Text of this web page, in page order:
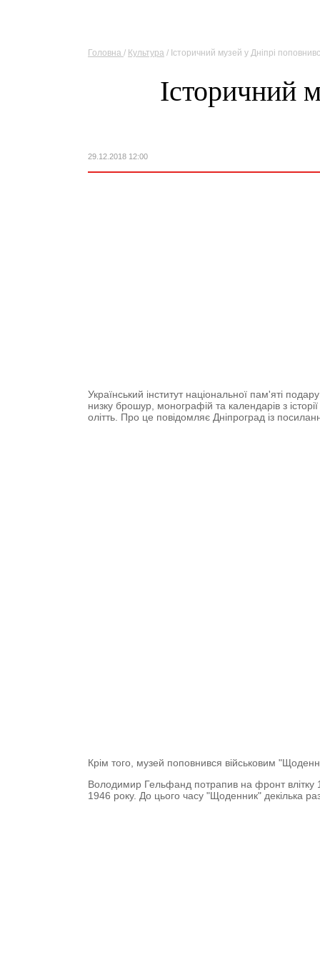
Головна / Культура / Історичний музей у Дніпрі
Історичний
29.12.2018 12:00
Український інститут національної пам'яті
низку брошур, монографій та календарів з
олітть. Про це повідомляє Дніпроград із
Крім того, музей поповнився військовим
Володимир Гельфанд потрапив на фронт влітку
1946 року. До цього часу "Щоденник" декілька